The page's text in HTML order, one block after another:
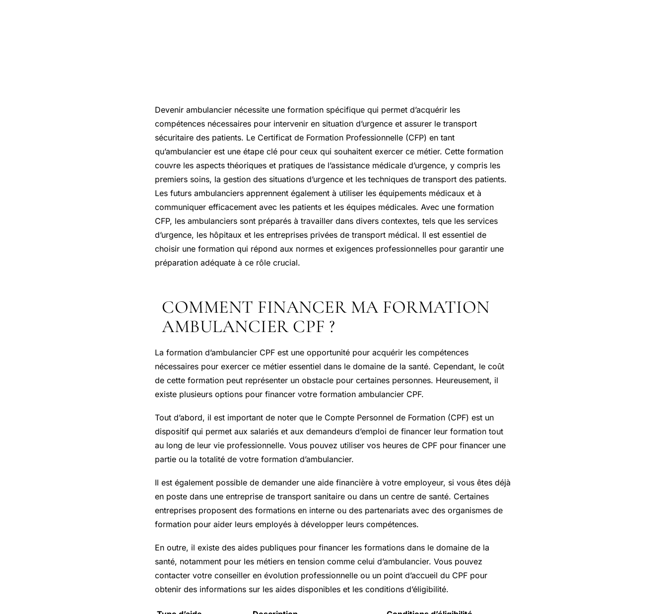
Devenir ambulancier nécessite une formation spécifique qui permet d’acquérir les
compétences nécessaires pour intervenir en situation d’urgence et assurer le transport
sécuritaire des patients. Le Certificat de Formation Professionnelle (CFP) en tant
qu’ambulancier est une étape clé pour ceux qui souhaitent exercer ce métier. Cette formation
couvre les aspects théoriques et pratiques de l’assistance médicale d’urgence, y compris les
premiers soins, la gestion des situations d’urgence et les techniques de transport des patients.
Les futurs ambulanciers apprennent également à utiliser les équipements médicaux et à
communiquer efficacement avec les patients et les équipes médicales. Avec une formation
CFP, les ambulanciers sont préparés à travailler dans divers contextes, tels que les services
d’urgence, les hôpitaux et les entreprises privées de transport médical. Il est essentiel de
choisir une formation qui répond aux normes et exigences professionnelles pour garantir une
préparation adéquate à ce rôle crucial.
COMMENT FINANCER MA FORMATION
AMBULANCIER CPF ?
La formation d’ambulancier CPF est une opportunité pour acquérir les compétences
nécessaires pour exercer ce métier essentiel dans le domaine de la santé. Cependant, le coût
de cette formation peut représenter un obstacle pour certaines personnes. Heureusement, il
existe plusieurs options pour financer votre formation ambulancier CPF.
Tout d’abord, il est important de noter que le Compte Personnel de Formation (CPF) est un
dispositif qui permet aux salariés et aux demandeurs d’emploi de financer leur formation tout
au long de leur vie professionnelle. Vous pouvez utiliser vos heures de CPF pour financer une
partie ou la totalité de votre formation d’ambulancier.
Il est également possible de demander une aide financière à votre employeur, si vous êtes déjà
en poste dans une entreprise de transport sanitaire ou dans un centre de santé. Certaines
entreprises proposent des formations en interne ou des partenariats avec des organismes de
formation pour aider leurs employés à développer leurs compétences.
En outre, il existe des aides publiques pour financer les formations dans le domaine de la
santé, notamment pour les métiers en tension comme celui d’ambulancier. Vous pouvez
contacter votre conseiller en évolution professionnelle ou un point d’accueil du CPF pour
obtenir des informations sur les aides disponibles et les conditions d’éligibilité.